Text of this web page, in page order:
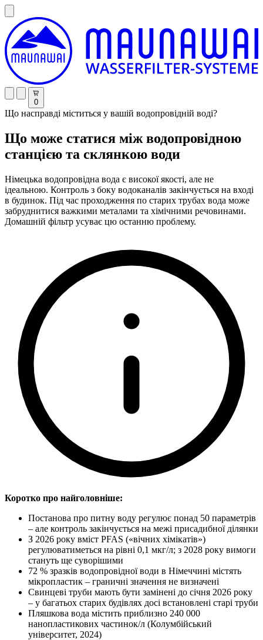
0
Що насправді міститься у вашій водопровідній воді?
Що може статися між водопровідною
станцією та склянкою води
Німецька водопровідна вода є високої якості, але не
ідеальною. Контроль з боку водоканалів закінчується на вході
в будинок. Під час проходження по старих трубах вода може
забруднитися важкими металами та хімічними речовинами.
Домашній фільтр усуває цю останню проблему.
Коротко про найголовніше:
Постанова про питну воду регулює понад 50 параметрів
– але контроль закінчується на межі присадибної ділянки
З 2026 року вміст PFAS («вічних хімікатів»)
регулюватиметься на рівні 0,1 мкг/л; з 2028 року вимоги
стануть ще суворішими
72 % зразків водопровідної води в Німеччині містять
мікропластик – граничні значення не визначені
Свинцеві труби мають бути замінені до січня 2026 року
– у багатьох старих будівлях досі встановлені старі труби
Пляшкова вода містить приблизно 240 000
нанопластикових частинок/л (Колумбійський
університет, 2024)